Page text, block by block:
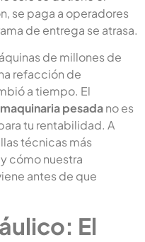
se paga a operadores
de entrega se atrasa.
de millones de
refacción de
a tiempo. El
pesadano es
tu rentabilidad. A
técnicas más
cómo nuestra
antes de que
El